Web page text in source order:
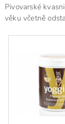
Pivovarské
věku včetně